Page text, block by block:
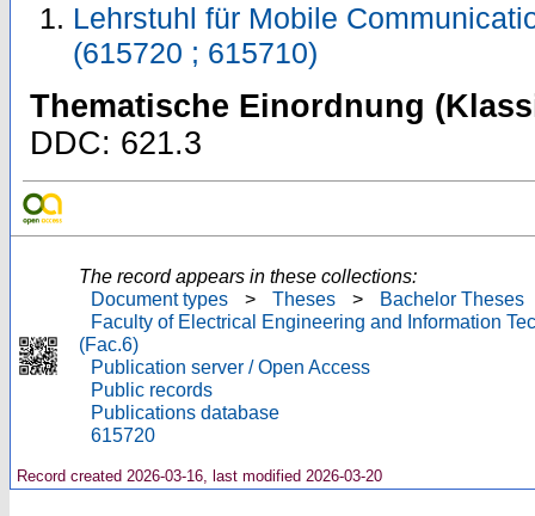
Lehrstuhl für Mobile
(615720 ; 615710)
Thematische Einordnung
DDC: 621.3
The record appears in these collections:
Document types
> Theses >
Bachelor Theses
Faculty of Electrical Engineering and Information
(Fac.6)
Publication server / Open Access
Public records
Publications database
615720
Record created 2026-03-16, last modified 2026-03-20